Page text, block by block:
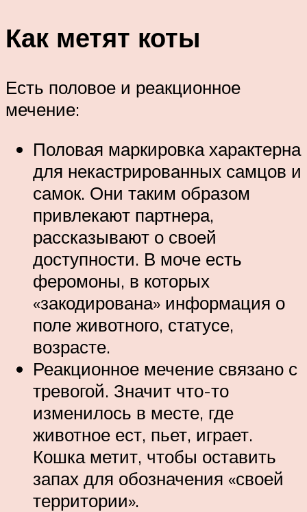
Как метят коты
Есть половое и реакционное
мечение:
Половая маркировка характерна
для некастрированных самцов и
самок. Они таким образом
привлекают партнера,
рассказывают о своей
доступности. В моче есть
феромоны, в которых
«закодирована» информация о
поле животного, статусе,
возрасте.
Реакционное мечение связано с
тревогой. Значит что-то
изменилось в месте, где
животное ест, пьет, играет.
Кошка метит, чтобы оставить
запах для обозначения «своей
территории».